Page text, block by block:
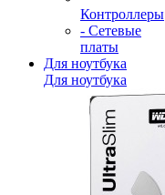
Контроллеры
- Сетевые
платы
Для ноутбука
Для ноутбука